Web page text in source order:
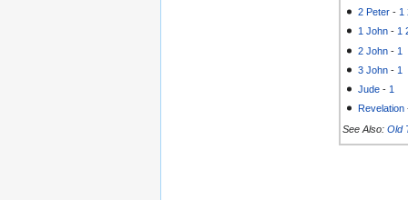
2 Peter - 1
1 John -1
2 John - 1
3 John - 1
Jude - 1
Revelation
See Also: Old